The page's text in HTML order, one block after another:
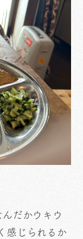
だかウキウ
感じられるか